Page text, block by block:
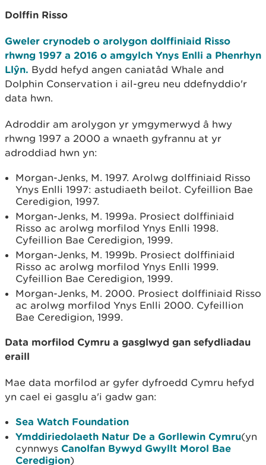
Dolffin Risso
Gweler crynodeb o arolygon dolffiniaid Risso
rhwng 1997 a 2016 o amgylch Ynys Enlli a Phenrhyn
Llŷn. Bydd hefyd angen caniatâd Whale and
Dolphin Conservation i ail-greu neu ddefnyddio'r
data hwn.
Adroddir am arolygon yr ymgymerwyd â hwy
rhwng 1997 a 2000 a wnaeth gyfrannu at yr
adroddiad hwn yn:
Morgan-Jenks, M. 1997. Arolwg dolffiniaid Risso
Ynys Enlli 1997: astudiaeth beilot. Cyfeillion Bae
Ceredigion, 1997.
Morgan-Jenks, M. 1999a. Prosiect dolffiniaid
Risso ac arolwg morfilod Ynys Enlli 1998.
Cyfeillion Bae Ceredigion, 1999.
Morgan-Jenks, M. 1999b. Prosiect dolffiniaid
Risso ac arolwg morfilod Ynys Enlli 1999.
Cyfeillion Bae Ceredigion, 1999.
Morgan-Jenks, M. 2000. Prosiect dolffiniaid Risso
ac arolwg morfilod Ynys Enlli 2000. Cyfeillion
Bae Ceredigion, 1999.
Data morfilod Cymru a gasglwyd gan sefydliadau
eraill
Mae data morfilod ar gyfer dyfroedd Cymru hefyd
yn cael ei gasglu a'i gadw gan:
Sea Watch Foundation
Ymddiriedolaeth Natur De a Gorllewin Cymru(yn
cynnwys Canolfan Bywyd Gwyllt Morol Bae
Ceredigion)